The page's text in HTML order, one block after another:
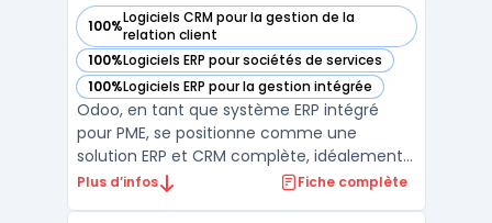
100%Logiciels CRM pour la gestion de la
relation client
— voir Odoo dans cette catégorie
100%Logiciels ERP pour sociétés de services
— voir Odoo dans cette catégorie
100%Logiciels ERP pour la gestion intégrée
— voir Odoo dans cette catégorie
Odoo, en tant que système ERP intégré
pour PME, se positionne comme une
solution ERP et CRM complète, idéalement
adaptée aux besoins des petites et
Plus d’infos Fiche complète